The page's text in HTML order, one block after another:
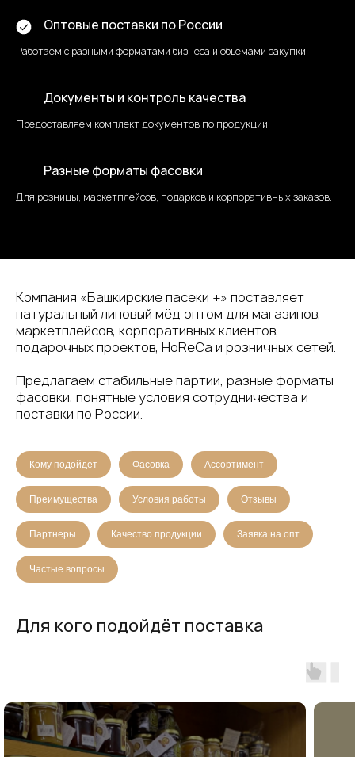
Оптовые поставки по России
Работаем с разными форматами бизнеса и объемами закупки.
Документы и контроль качества
Предоставляем комплект документов по продукции.
Разные форматы фасовки
Для розницы, маркетплейсов, подарков и корпоративных заказов.
Компания «Башкирские пасеки +» поставляет
натуральный липовый мёд оптом для магазинов,
маркетплейсов, корпоративных клиентов,
подарочных проектов, HoReCa и розничных сетей.
Предлагаем стабильные партии, разные форматы
фасовки, понятные условия сотрудничества и
поставки по России.
Кому подойдет Фасовка Ассортимент
Преимущества Условия работы Отзывы
Партнеры Качество продукции Заявка на опт
Частые вопросы
Для кого подойдёт поставка